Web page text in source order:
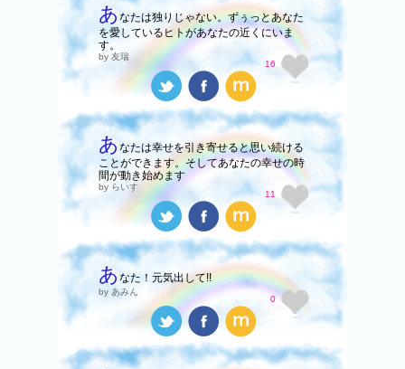
あ なたは独りじゃない。ずぅっとあなた
を愛しているヒトがあなたの近くにいま
す。
by 友瑞
16
あ なたは幸せを引き寄せると思い続ける
ことができます。そしてあなたの幸せの時
間が動き始めます
by らいす
11
あ なた！元気出して!!
by あみん
0